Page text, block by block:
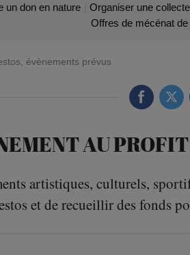
un don en nature Organiser une
Offres de mécénat
évènements prévus
AU
artistiques, culturels,
et de recueillir des fonds